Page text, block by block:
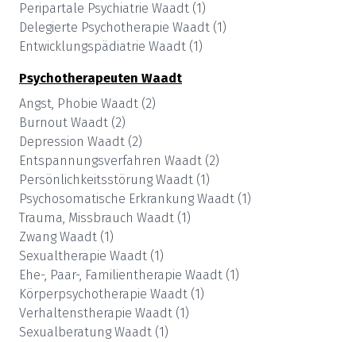
Peripartale Psychiatrie Waadt (1)
Delegierte Psychotherapie Waadt (1)
Entwicklungspädiatrie Waadt (1)
Psychotherapeuten Waadt
Angst, Phobie Waadt (2)
Burnout Waadt (2)
Depression Waadt (2)
Entspannungsverfahren Waadt (2)
Persönlichkeitsstörung Waadt (1)
Psychosomatische Erkrankung Waadt (1)
Trauma, Missbrauch Waadt (1)
Zwang Waadt (1)
Sexualtherapie Waadt (1)
Ehe-, Paar-, Familientherapie Waadt (1)
Körperpsychotherapie Waadt (1)
Verhaltenstherapie Waadt (1)
Sexualberatung Waadt (1)